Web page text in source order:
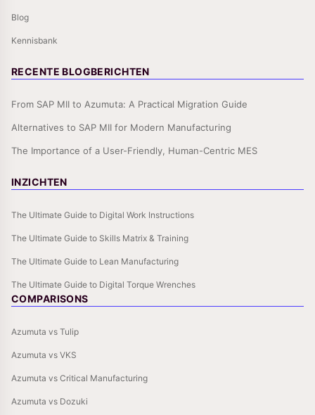
Blog
Kennisbank
RECENTE BLOGBERICHTEN
From SAP MII to Azumuta: A Practical Migration Guide
Alternatives to SAP MII for Modern Manufacturing
The Importance of a User-Friendly, Human-Centric MES
INZICHTEN
The Ultimate Guide to Digital Work Instructions
The Ultimate Guide to Skills Matrix & Training
The Ultimate Guide to Lean Manufacturing
The Ultimate Guide to Digital Torque Wrenches
COMPARISONS
Azumuta vs Tulip
Azumuta vs VKS
Azumuta vs Critical Manufacturing
Azumuta vs Dozuki